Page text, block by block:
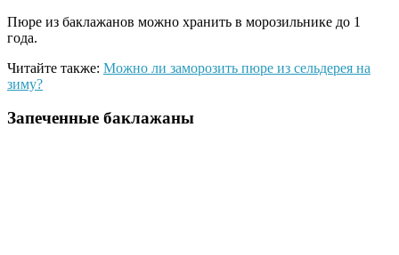
Пюре из баклажанов можно хранить в морозильнике до 1
года.
Читайте также: Можно ли заморозить пюре из сельдерея на
зиму?
Запеченные баклажаны